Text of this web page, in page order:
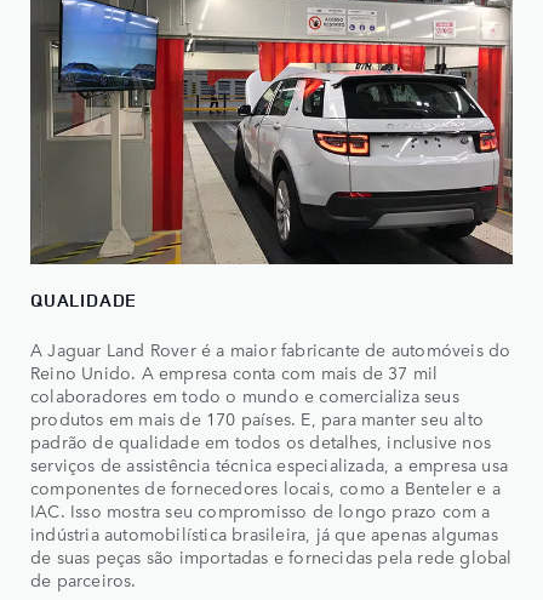
QUALIDADE
A Jaguar Land Rover é a maior fabricante de automóveis do
Reino Unido. A empresa conta com mais de 37 mil
colaboradores em todo o mundo e comercializa seus
produtos em mais de 170 países. E, para manter seu alto
padrão de qualidade em todos os detalhes, inclusive nos
serviços de assistência técnica especializada, a empresa usa
componentes de fornecedores locais, como a Benteler e a
IAC. Isso mostra seu compromisso de longo prazo com a
indústria automobilística brasileira, já que apenas algumas
de suas peças são importadas e fornecidas pela rede global
de parceiros.